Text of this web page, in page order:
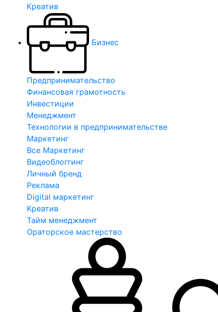
Креатив
Бизнес
Предпринимательство
Финансовая грамотность
Инвестиции
Менеджмент
Технологии в предпринимательстве
Маркетинг
Все Маркетинг
Видеоблоггинг
Личный бренд
Реклама
Digital маркетинг
Креатив
Тайм менеджмент
Ораторское мастерство